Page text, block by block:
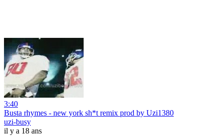
3:40
Busta rhymes - new york sh*t remix prod by Uzi1380
uzi-busy
il y a 18 ans